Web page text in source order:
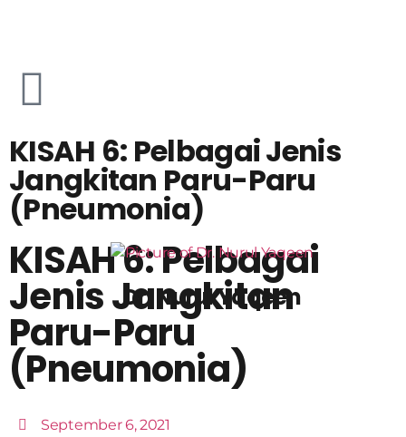
KISAH 6: Pelbagai Jenis
Jangkitan Paru-Paru
(Pneumonia)
Dr. Nurul Yaqeen
KISAH 6: Pelbagai
Jenis Jangkitan
Paru-Paru
(Pneumonia)
September 6, 2021